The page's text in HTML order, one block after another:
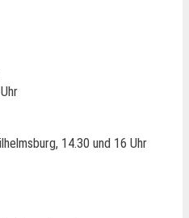
14.30 und 16 Uhr